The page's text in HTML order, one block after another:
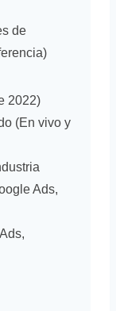
de
2022)
(En vivo y
Ads,